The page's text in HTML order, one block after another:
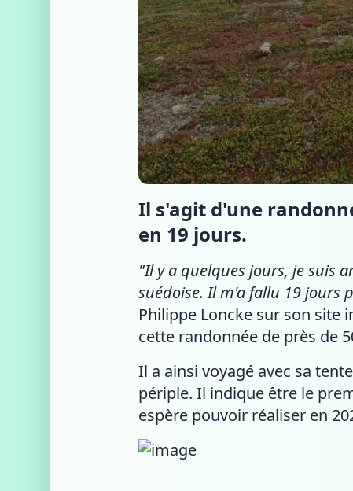
Il s'agit d'une
en 19 jours.
"Il y a quelques jours, je suis
suédoise. Il m'a fallu 19 jours
Philippe Loncke sur son site
cette randonnée de près de
Il a ainsi voyagé avec sa
périple. Il indique être le
espère pouvoir réaliser en